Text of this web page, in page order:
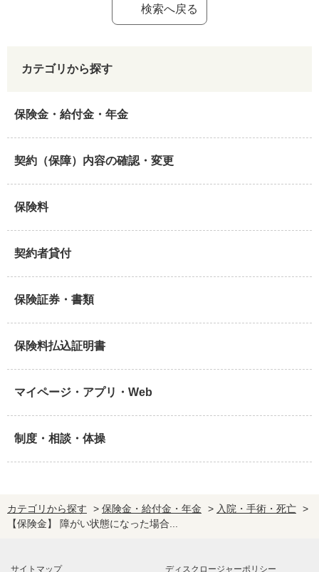
検索へ戻る
カテゴリから探す
保険金・給付金・年金
契約（保障）内容の確認・変更
保険料
契約者貸付
保険証券・書類
保険料払込証明書
マイページ・アプリ・Web
制度・相談・体操
カテゴリから探す > 保険金・給付金・年金 > 入院・手術・死亡 >
【保険金】 障がい状態になった場合...
サイトマップ ディスクロージャーポリシー